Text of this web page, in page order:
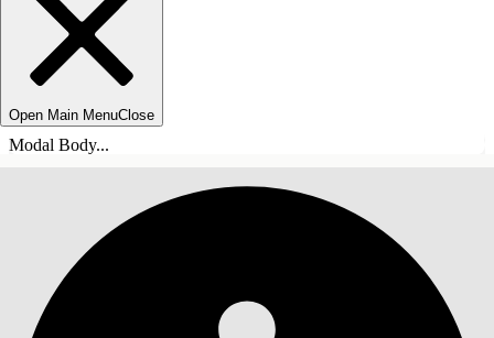
Open Main MenuClose
Modal Body...